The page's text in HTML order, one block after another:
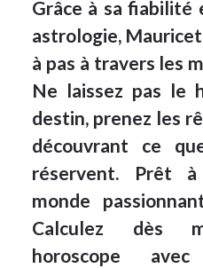
Grâce à sa fiabilité
astrologie,
à pas à travers les
Ne laissez pas le
destin, prenez les
découvrant ce
réservent. Prêt
monde
Calculez dès
horoscope